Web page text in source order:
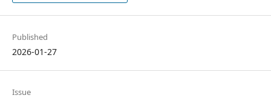
Published
2026-01-27
Issue